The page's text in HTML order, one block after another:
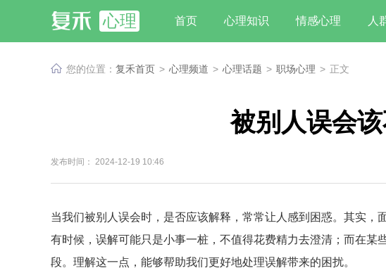
心理 首页 心理知识 情感心理 人
您的位置： 复禾首页 > 心理频道 > 心理话题 > 职场心理 > 正文
被别人误会
发布时间： 2024-12-19 10:46
当我们被别人误会时，是否应该解释，常常让人感到困惑。其实，
有时候，误解可能只是小事一桩，不值得花费精力去澄清；而在某
段。理解这一点，能够帮助我们更好地处理误解带来的困扰。